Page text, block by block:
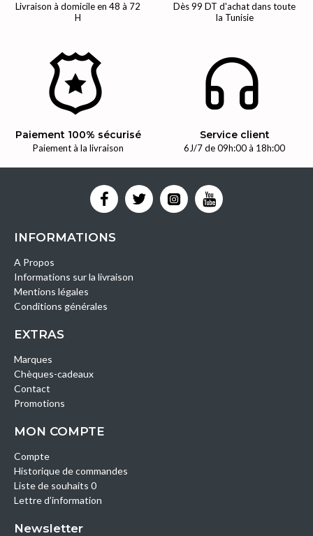
Livraison à domicile en 48 à 72
H
Dès 99 DT d'achat dans toute
la Tunisie
Paiement 100% sécurisé
Paiement à la livraison
Service client
6J/7 de 09h:00 à 18h:00
INFORMATIONS
A Propos
Informations sur la livraison
Mentions légales
Conditions générales
EXTRAS
Marques
Chèques-cadeaux
Contact
Promotions
MON COMPTE
Compte
Historique de commandes
Liste de souhaits 0
Lettre d’information
Newsletter